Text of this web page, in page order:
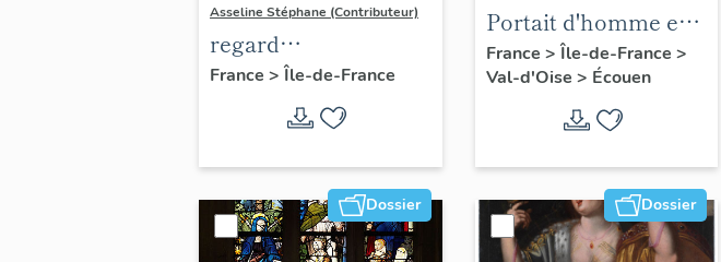
Asseline Stéphane (Contributeur)
regard
photographique sur
les paysages de la
Plaine de France.
France > Île-de-France
Portait d'homme en
médaillon ovale.
France > Île-de-France >
Val-d'Oise > Écouen
Dossier Dossier